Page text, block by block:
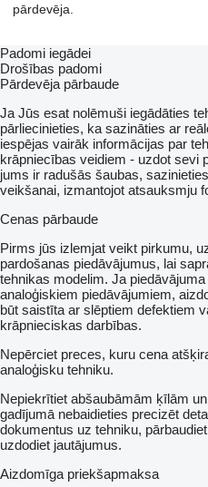
pārdevēja.
Padomi iegādei
Drošības padomi
Pārdevēja pārbaude
Ja Jūs esat nolēmuši iegādāties
pārliecinieties, ka sazināties ar
iespējas vairāk informācijas par
krāpniecības veidiem - uzdot sevi
jums ir radušās šaubas,
veikšanai, izmantojot atsauksmju
Cenas pārbaude
Pirms jūs izlemjat veikt pirkumu,
pardošanas piedāvājumus, lai
tehnikas modelim. Ja
analoģiskiem piedāvājumiem,
būt saistīta ar slēptiem defektiem
krāpnieciskas darbības.
Nepērciet preces, kuru cena
analoģisku tehniku.
Nepiekrītiet abšaubāmām ķīlām
gadījumā nebaidieties precizēt
dokumentus uz tehniku,
uzdodiet jautājumus.
Aizdomīga priekšapmaksa